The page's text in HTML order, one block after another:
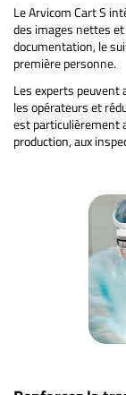
Le Arvicom Cart S
des images nettes
documentation, le
première personne.
Les experts peuvent
les opérateurs et
est particulièrement
production, aux